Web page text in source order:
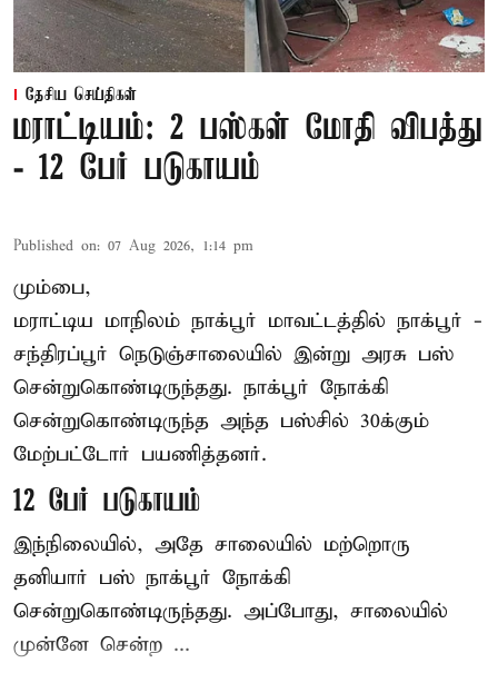
தேசிய செய்திகள்
மராட்டியம்: 2 பஸ்கள் மோதி விபத்து
- 12 பேர் படுகாயம்
Published on: 07 Aug 2026, 1:14 pm
மும்பை,
மராட்டிய மாநிலம் நாக்பூர் மாவட்டத்தில் நாக்பூர் -
சந்திரப்பூர் நெடுஞ்சாலையில் இன்று அரசு பஸ்
சென்றுகொண்டிருந்தது. நாக்பூர் நோக்கி
சென்றுகொண்டிருந்த அந்த பஸ்சில் 30க்கும்
மேற்பட்டோர் பயணித்தனர்.
12 பேர் படுகாயம்
இந்நிலையில், அதே சாலையில் மற்றொரு
தனியார் பஸ் நாக்பூர் நோக்கி
சென்றுகொண்டிருந்தது. அப்போது, சாலையில்
முன்னே சென்ற ...